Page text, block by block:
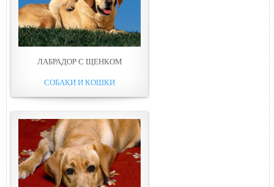
ЛАБРАДОР С ЩЕНКОМ
СОБАКИ И КОШКИ